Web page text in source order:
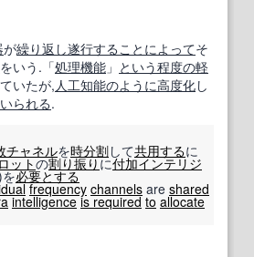
が繰り返し遂行する ことに よってそ
をいう.「処理機能 」 という程度の軽
いたが, 人工知能のように高度化し
られる.
チャネルを時分割して共用するに
ットの割り振りに付加インテリジ
必要とする
frequency channels are shared
intelligence is required to allocate